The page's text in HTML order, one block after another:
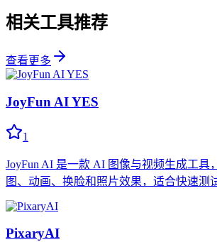
相关工具推荐
查看更多
JoyFun AI YES
1
JoyFun AI 是一款 AI 图像与视频生成工具
图、动画、换脸和照片效果，适合快速测
PixaryAI